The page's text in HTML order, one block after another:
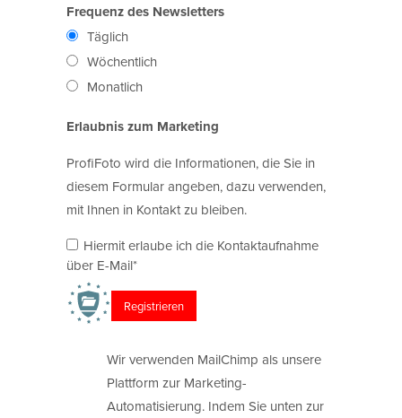
Frequenz des Newsletters
Täglich
Wöchentlich
Monatlich
Erlaubnis zum Marketing
ProfiFoto wird die Informationen, die Sie in
diesem Formular angeben, dazu verwenden,
mit Ihnen in Kontakt zu bleiben.
Hiermit erlaube ich die Kontaktaufnahme
über E-Mail*
Wir verwenden MailChimp als unsere
Plattform zur Marketing-
Automatisierung. Indem Sie unten zur